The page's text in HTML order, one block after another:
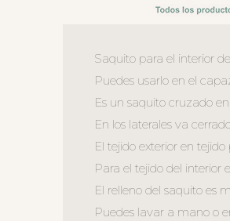
Saquito para el interior
Puedes usarlo en el
Es un saquito cruzado
En los laterales va
El tejido exterior en
Para el tejido del interior
El relleno del saquito es
Puedes lavar a mano o